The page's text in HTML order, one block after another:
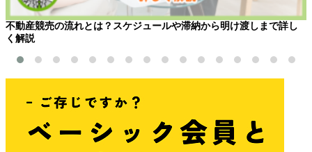
不動産競売の流れとは？スケジュールや滞納から明け渡しまで詳し
く解説